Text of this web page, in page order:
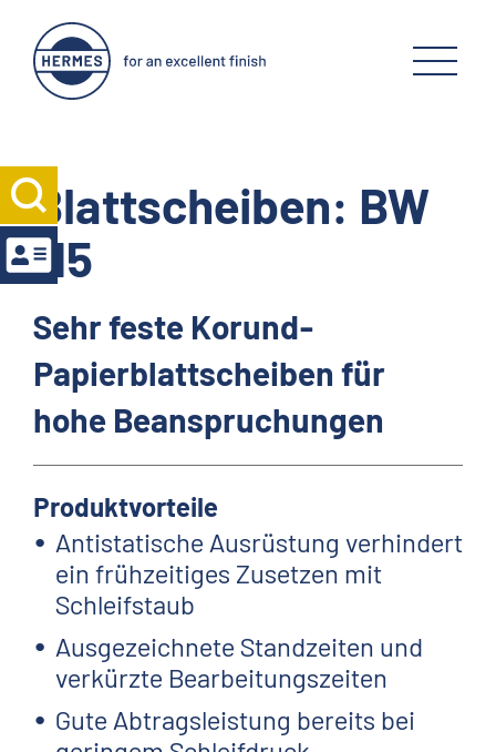
Blattscheiben: BW
115
Sehr feste Korund-
Papierblattscheiben für
hohe Beanspruchungen
Produktvorteile
Antistatische Ausrüstung verhindert
ein frühzeitiges Zusetzen mit
Schleifstaub
Ausgezeichnete Standzeiten und
verkürzte Bearbeitungszeiten
Gute Abtragsleistung bereits bei